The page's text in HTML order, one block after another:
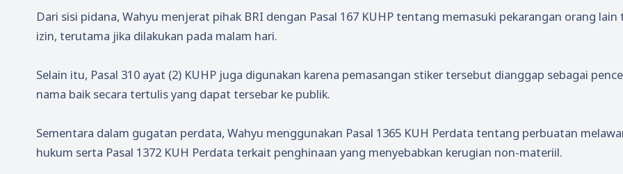
Dari sisi pidana, Wahyu menjerat pihak BRI dengan Pasal 167 KUHP tentang memasuki pekarangan orang lain
izin, terutama jika dilakukan pada malam hari.
Selain itu, Pasal 310 ayat (2) KUHP juga digunakan karena pemasangan stiker tersebut dianggap sebagai
nama baik secara tertulis yang dapat tersebar ke publik.
Sementara dalam gugatan perdata, Wahyu menggunakan Pasal 1365 KUH Perdata tentang perbuatan
hukum serta Pasal 1372 KUH Perdata terkait penghinaan yang menyebabkan kerugian non-materiil.